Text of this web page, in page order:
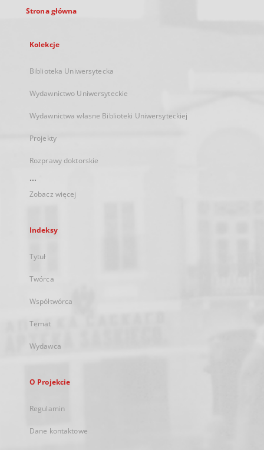
Strona główna
Kolekcje
Biblioteka Uniwersytecka
Wydawnictwo Uniwersyteckie
Wydawnictwa własne Biblioteki Uniwersyteckiej
Projekty
Rozprawy doktorskie
...
Zobacz więcej
Indeksy
Tytuł
Twórca
Współtwórca
Temat
Wydawca
O Projekcie
Regulamin
Dane kontaktowe